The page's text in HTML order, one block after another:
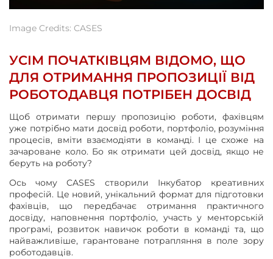
Image Credits: CASES
УСІМ ПОЧАТКІВЦЯМ ВІДОМО, ЩО
ДЛЯ ОТРИМАННЯ ПРОПОЗИЦІЇ ВІД
РОБОТОДАВЦЯ ПОТРІБЕН ДОСВІД
Щоб отримати першу пропозицію роботи, фахівцям
уже потрібно мати досвід роботи, портфоліо, розуміння
процесів, вміти взаємодіяти в команді. І це схоже на
зачароване коло. Бо як отримати цей досвід, якщо не
беруть на роботу?
Ось чому CASES створили Інкубатор креативних
професій. Це новий, унікальний формат для підготовки
фахівців, що передбачає отримання практичного
досвіду, наповнення портфоліо, участь у менторській
програмі, розвиток навичок роботи в команді та, що
найважливіше, гарантоване потрапляння в поле зору
роботодавців.